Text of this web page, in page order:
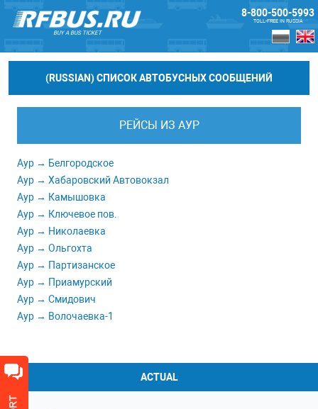
BUY A BUS TICKET
8-800-500-5993
TOLL-FREE IN RUSSIA
(RUSSIAN) СПИСОК АВТОБУСНЫХ СООБЩЕНИЙ
РЕЙСЫ ИЗ АУР
Аур → Белгородское
Аур → Хабаровский Автовокзал
Аур → Камышовка
Аур → Ключевое пов.
Аур → Николаевка
Аур → Ольгохта
Аур → Партизанское
Аур → Приамурский
Аур → Смидович
Аур → Волочаевка-1
ACTUAL